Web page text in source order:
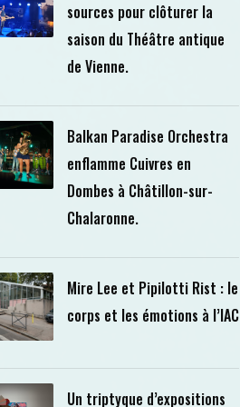
sources pour clôturer la
saison du Théâtre antique
de Vienne.
Balkan Paradise Orchestra
enflamme Cuivres en
Dombes à Châtillon-sur-
Chalaronne.
Mire Lee et Pipilotti Rist : le
corps et les émotions à l’IAC
Un triptyque d’expositions